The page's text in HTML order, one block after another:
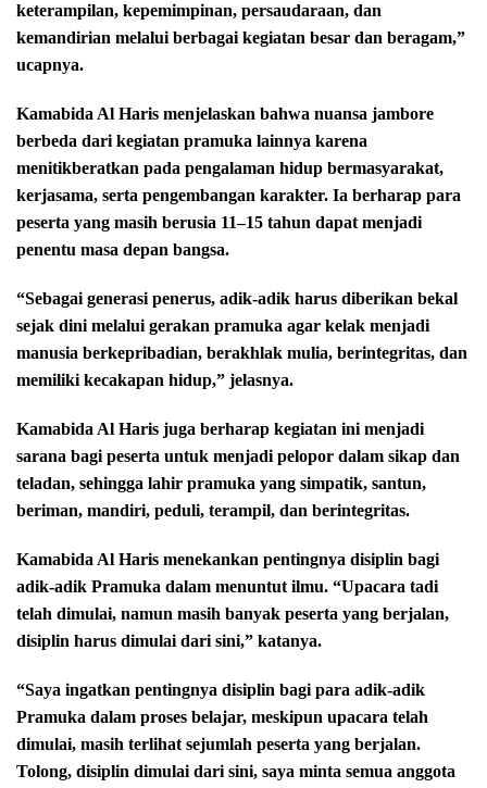
keterampilan, kepemimpinan, persaudaraan, dan
kemandirian melalui berbagai kegiatan besar dan beragam,”
ucapnya.
Kamabida Al Haris menjelaskan bahwa nuansa jambore
berbeda dari kegiatan pramuka lainnya karena
menitikberatkan pada pengalaman hidup bermasyarakat,
kerjasama, serta pengembangan karakter. Ia berharap para
peserta yang masih berusia 11–15 tahun dapat menjadi
penentu masa depan bangsa.
“Sebagai generasi penerus, adik-adik harus diberikan bekal
sejak dini melalui gerakan pramuka agar kelak menjadi
manusia berkepribadian, berakhlak mulia, berintegritas, dan
memiliki kecakapan hidup,” jelasnya.
Kamabida Al Haris juga berharap kegiatan ini menjadi
sarana bagi peserta untuk menjadi pelopor dalam sikap dan
teladan, sehingga lahir pramuka yang simpatik, santun,
beriman, mandiri, peduli, terampil, dan berintegritas.
Kamabida Al Haris menekankan pentingnya disiplin bagi
adik-adik Pramuka dalam menuntut ilmu. “Upacara tadi
telah dimulai, namun masih banyak peserta yang berjalan,
disiplin harus dimulai dari sini,” katanya.
“Saya ingatkan pentingnya disiplin bagi para adik-adik
Pramuka dalam proses belajar, meskipun upacara telah
dimulai, masih terlihat sejumlah peserta yang berjalan.
Tolong, disiplin dimulai dari sini, saya minta semua anggota